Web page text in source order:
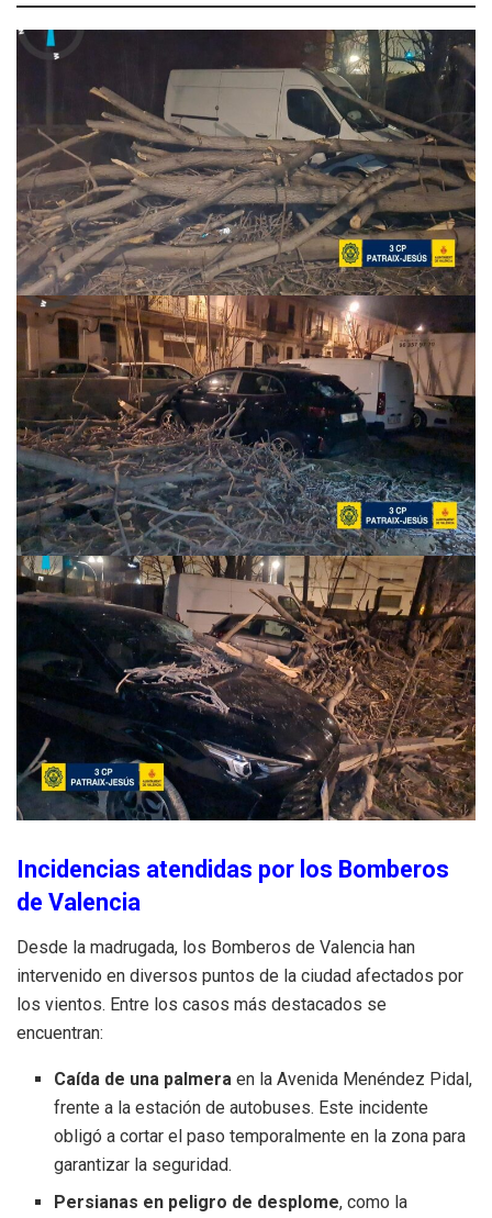
Incidencias atendidas por los Bomberos
de Valencia
Desde la madrugada, los Bomberos de Valencia han
intervenido en diversos puntos de la ciudad afectados por
los vientos. Entre los casos más destacados se
encuentran:
Caída de una palmera en la Avenida Menéndez Pidal,
frente a la estación de autobuses. Este incidente
obligó a cortar el paso temporalmente en la zona para
garantizar la seguridad.
Persianas en peligro de desplome, como la